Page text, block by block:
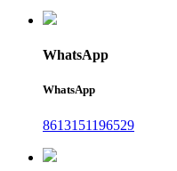
WhatsApp
WhatsApp
8613151196529